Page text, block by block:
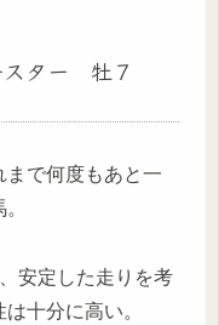
スター 牡７
で何度もあと一
安定した走りを考
十分に高い。